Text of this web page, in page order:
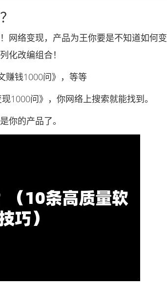
络变现，产品为王你要是不知道如何变
化改编组合！
钱1000问》，等等
问》，你网络上搜索就能找到。
的产品了。